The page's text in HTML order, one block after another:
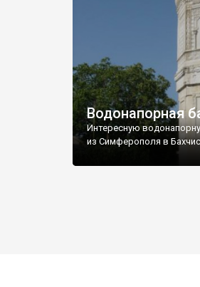
Водонапорная
Интересную
из Симферополя в